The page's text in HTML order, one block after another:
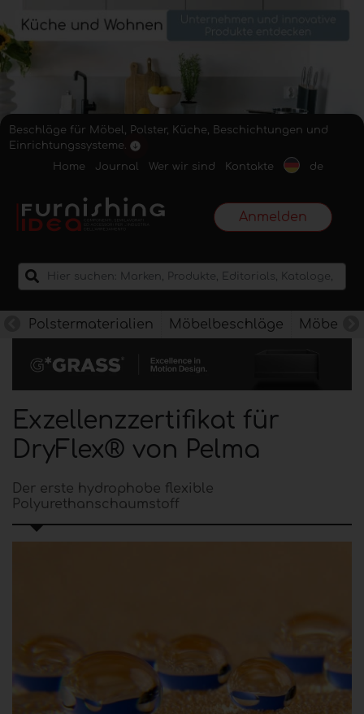
Beschläge für Möbel, Polster, Küche, Beschichtungen und
Einrichtungssysteme.
Home
Journal Wer wir sind Kontakte de
Anmelden
Polstermaterialien Möbelbeschläge
Exzellenzzertifikat für
DryFlex® von Pelma
Der erste hydrophobe flexible
Polyurethanschaumstoff